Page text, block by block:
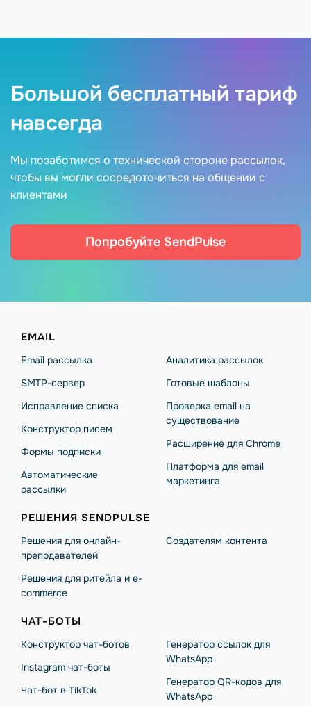
Большой бесплатный тариф
навсегда
Мы позаботимся о технической стороне рассылок,
чтобы вы могли сосредоточиться на общении с
клиентами
Попробуйте SendPulse
EMAIL
Email рассылка
SMTP-сервер
Исправление списка
Конструктор писем
Формы подписки
Автоматические
рассылки
Аналитика рассылок
Готовые шаблоны
Проверка email на
существование
Расширение для Chrome
Платформа для email
маркетинга
РЕШЕНИЯ SENDPULSE
Решения для онлайн-
преподавателей
Решения для ритейла и e-
commerce
Создателям контента
ЧАТ-БОТЫ
Конструктор чат-ботов
Instagram чат-боты
Чат-бот в TikTok
Генератор ссылок для
WhatsApp
Генератор QR-кодов для
WhatsApp